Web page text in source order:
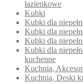
łazienkowe
Kubki
Kubki dla
Kubki dla
Kubki dla
Kubki dla
kuchenne
Kuchnia,
Kuchnia, Deski